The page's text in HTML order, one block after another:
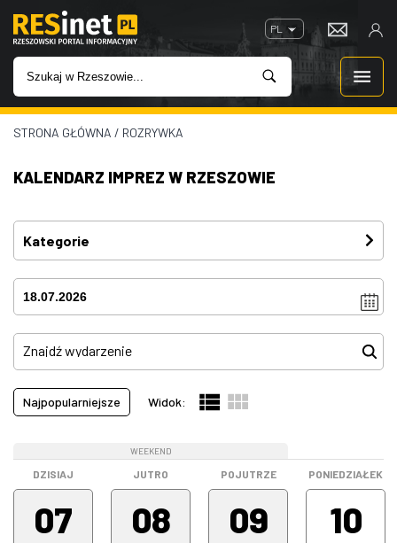
PL
WIADOMOŚCI
INWESTYCJE
IMPREZY
ROZRYWKA
W KINACH
GASTRONOMIA
W RZESZOWIE
STRONA GŁÓWNA / ROZRYWKA
KALENDARZ IMPREZ W RZESZOWIE
Kategorie
Festiwal
(4)
(4)
Koncerty
(81)
Pokazy filmowe
Spotkanie
(0)
Warsztaty
(0)
Najpopularniejsze Widok:
DZISIAJ
07
WEEKEND
JUTRO
08
POJUTRZE
09
PONIEDZIAŁEK
10